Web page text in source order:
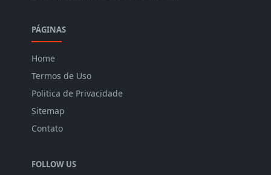
PÁGINAS
Home
Termos de Uso
Politica de Privacidade
Sitemap
Contato
FOLLOW US